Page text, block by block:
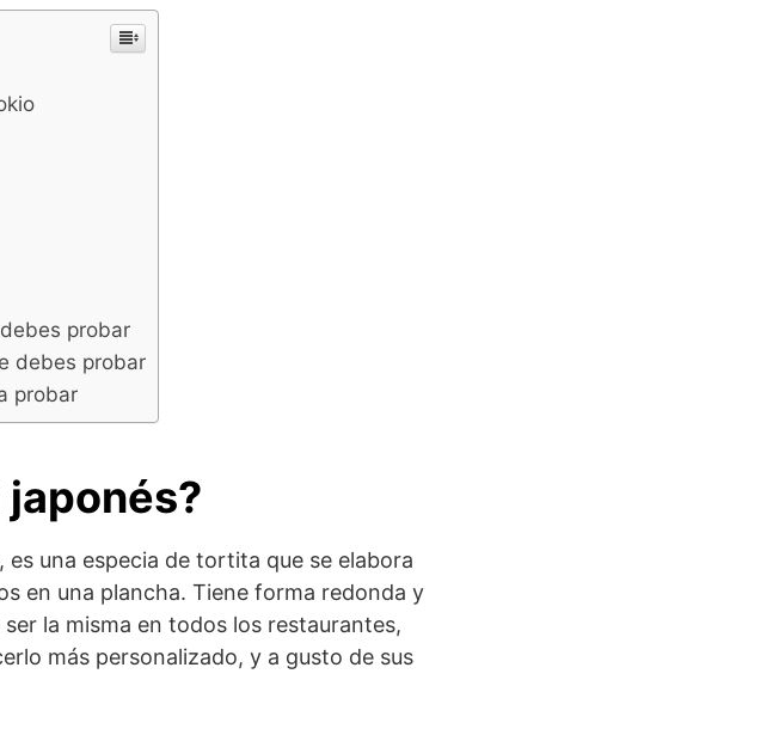
probar
debes probar
probar
, es una especia de tortita que se elabora
en una plancha. Tiene forma redonda y
la misma en todos los restaurantes,
más personalizado, y a gusto de sus